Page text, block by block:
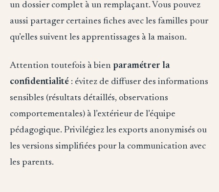
un dossier complet à un remplaçant. Vous pouvez
aussi partager certaines fiches avec les familles pour
qu’elles suivent les apprentissages à la maison.
Attention toutefois à bien paramétrer la
confidentialité : évitez de diffuser des informations
sensibles (résultats détaillés, observations
comportementales) à l’extérieur de l’équipe
pédagogique. Privilégiez les exports anonymisés ou
les versions simplifiées pour la communication avec
les parents.